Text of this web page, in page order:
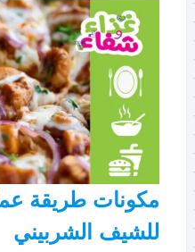
مكونات طريقة عمل
للشيف الشربيني